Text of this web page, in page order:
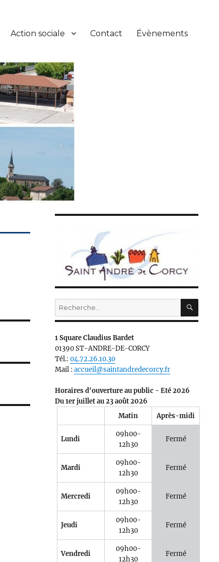
Action sociale Contact Évènements
Recherche
pour :
1 Square Claudius Bardet
01390 ST-ANDRE-DE-CORCY
Tél.:04.72.26.10.30
Mail :accueil@saintandredecorcy.fr
Horaires d'ouverture au public - Eté 2026
Du 1er juillet au 23 août 2026
Matin
Après-midi
Lundi
09h00-
12h30
Fermé
Mardi
09h00-
12h30
Fermé
Mercredi
09h00-
12h30
Fermé
Jeudi
09h00-
12h30
Fermé
Vendredi
09h00-
12h30
Fermé